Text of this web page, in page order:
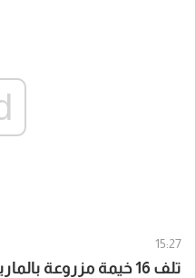
15:27
تلف 16 خيمة مزروعة